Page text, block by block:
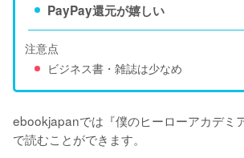
PayPay還元が嬉しい
注意点
ビジネス書・雑誌は少なめ
ebookjapanでは『僕のヒーローアカデミ
で読むことができます。